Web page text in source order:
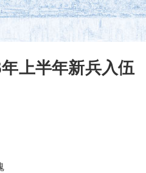
上半年新兵入伍